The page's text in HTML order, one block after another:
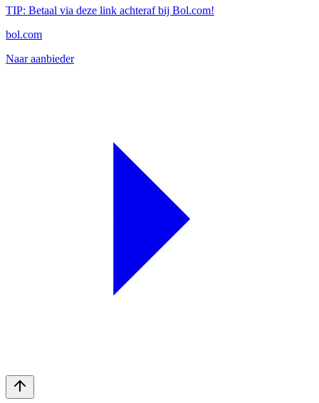
TIP: Betaal via deze link achteraf bij Bol.com!
bol.com
Naar aanbieder